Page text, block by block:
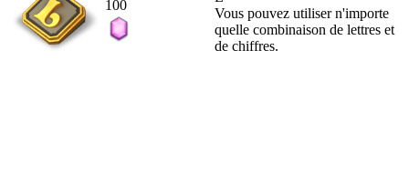
100
Vous pouvez utiliser n'importe
quelle combinaison de lettres et
de chiffres.